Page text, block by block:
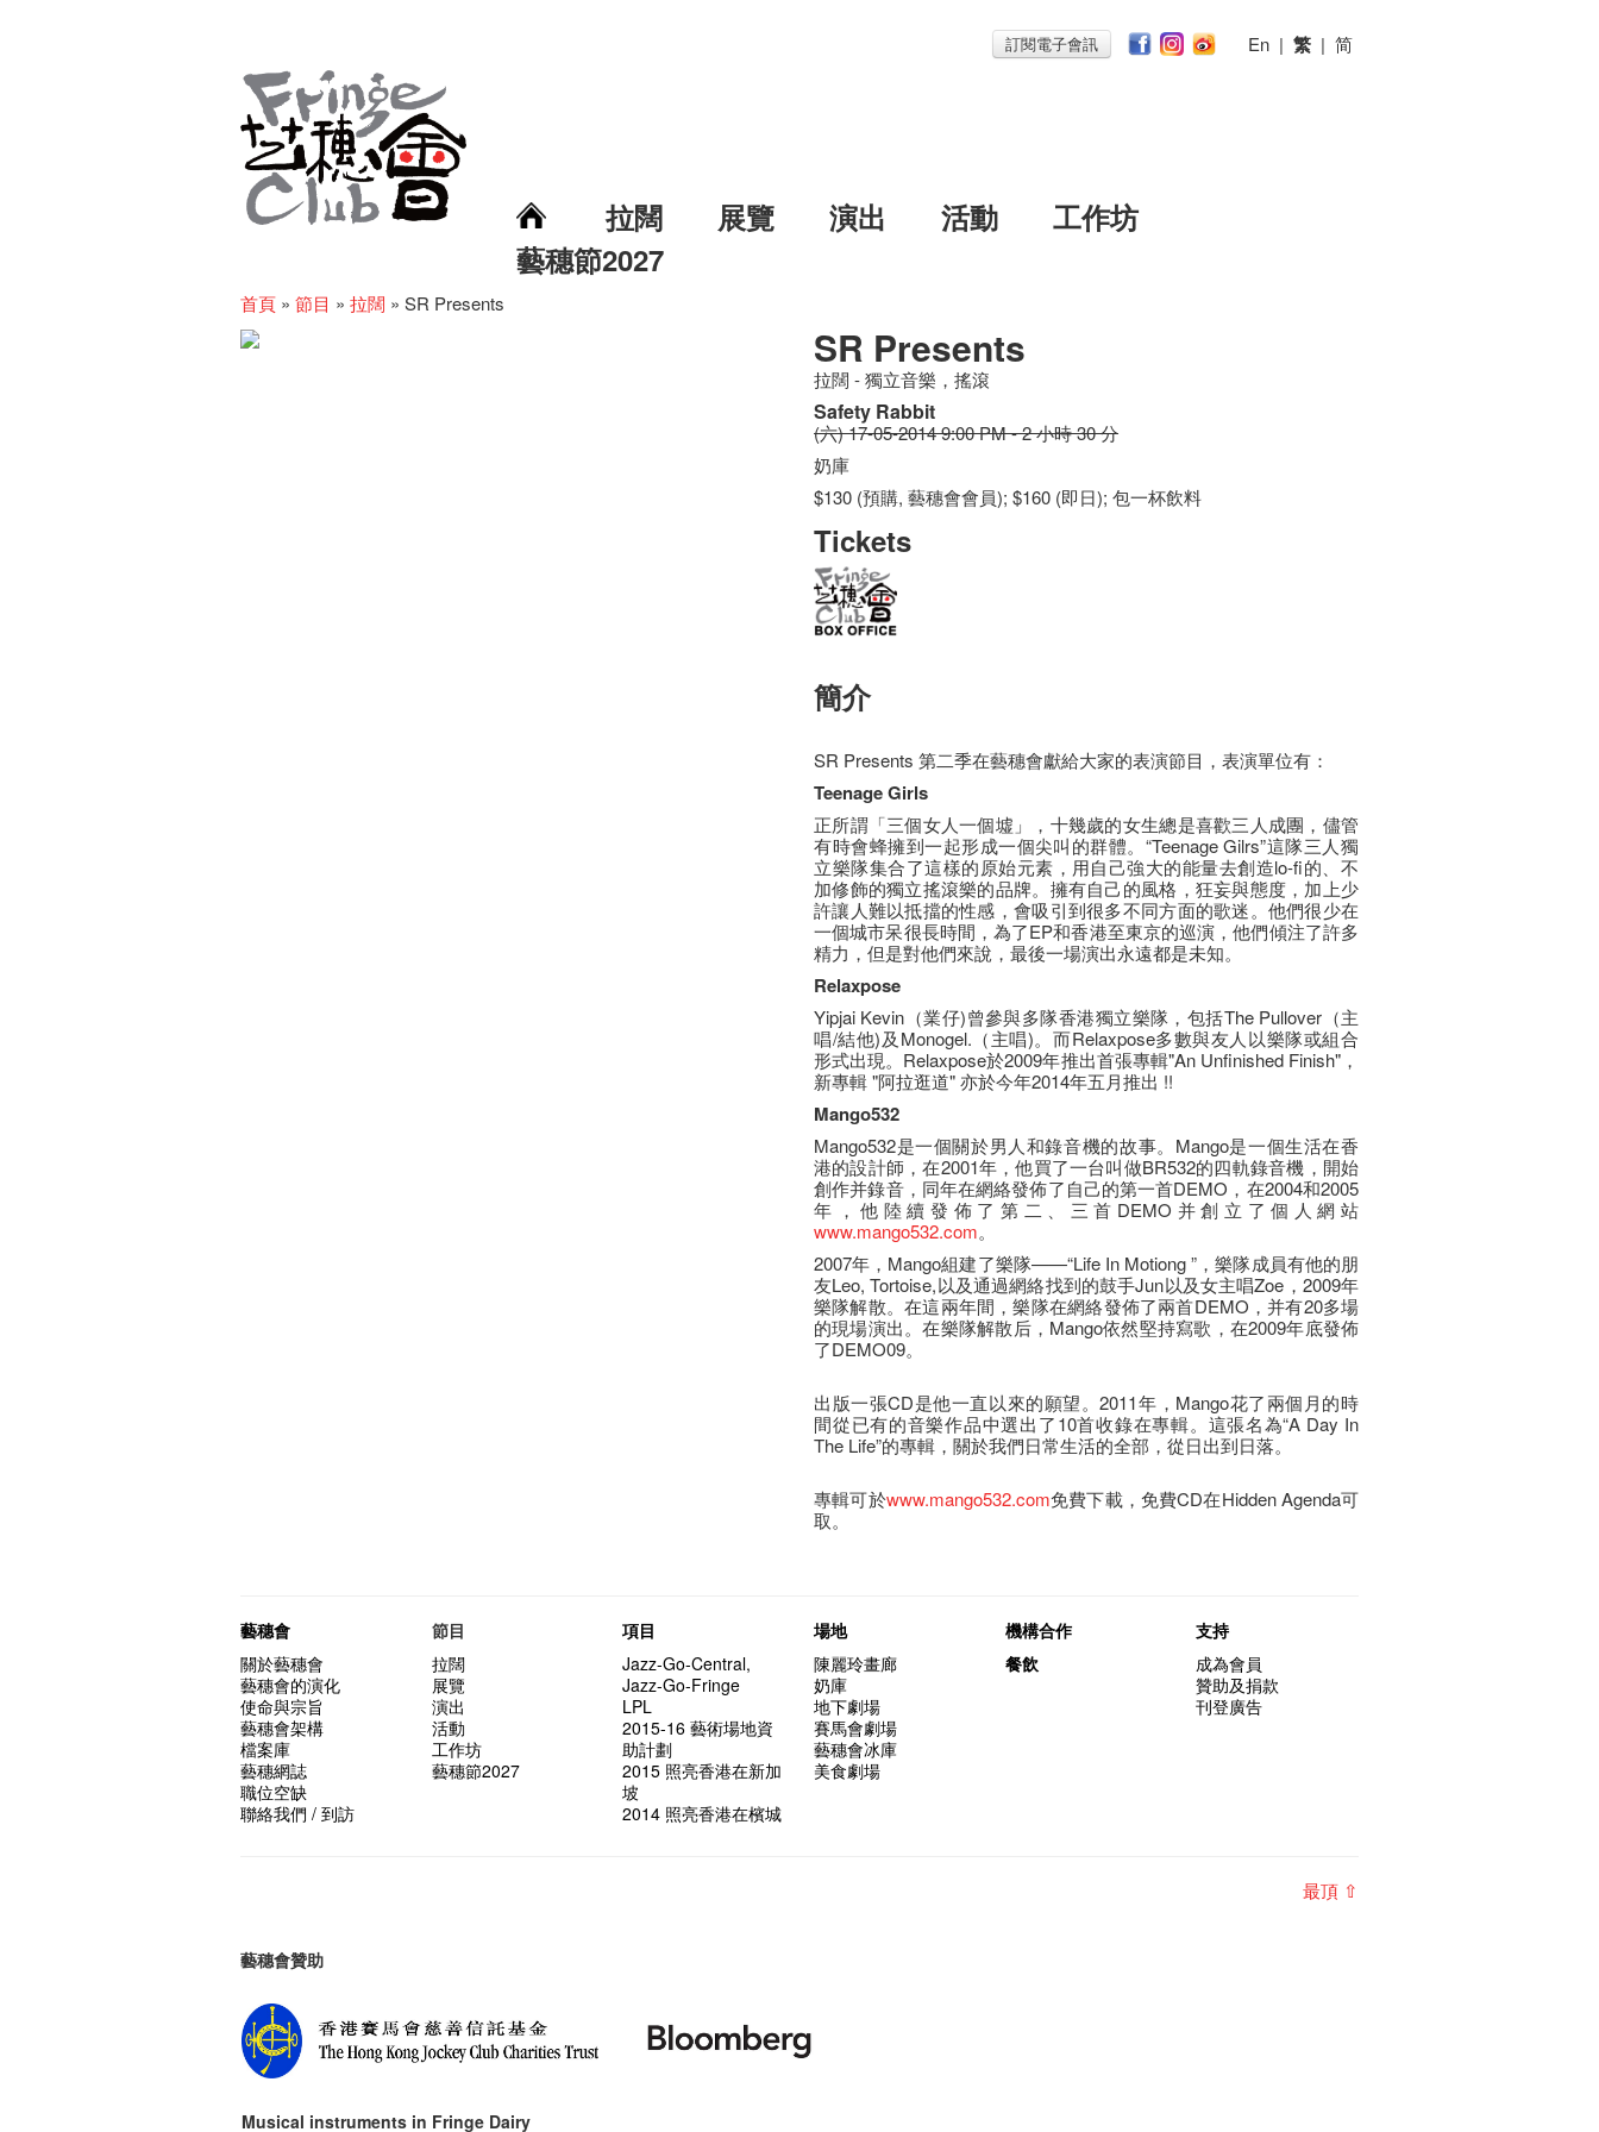
訂閱電子會訊 En | 繁 | 简
拉闊 展覽 演出 活動
工作坊
藝穗節2027
首頁 » 節目 » 拉闊 » SR Presents
SR Presents
拉闊 - 獨立音樂，搖滾
Safety Rabbit
(六) 17-05-2014 9:00 PM - 2 小時 30 分
奶庫
$130 (預購, 藝穗會會員); $160 (即日); 包一杯飲料
Tickets
簡介
SR Presents 第二季在藝穗會獻給大家的表演節目，表演單位有：
Teenage Girls
正所謂「三個女人一個墟」，十幾歲的女生總是喜歡三人成團，儘管
有時會蜂擁到一起形成一個尖叫的群體。“Teenage Gilrs”這隊三人獨
立樂隊集合了這樣的原始元素，用自己強大的能量去創造lo-fi的、不
加修飾的獨立搖滾樂的品牌。擁有自己的風格，狂妄與態度，加上少
許讓人難以抵擋的性感，會吸引到很多不同方面的歌迷。他們很少在
一個城市呆很長時間，為了EP和香港至東京的巡演，他們傾注了許多
精力，但是對他們來說，最後一場演出永遠都是未知。
Relaxpose
Yipjai Kevin（業仔)曾參與多隊香港獨立樂隊，包括The Pullover（主
唱/結他)及Monogel.（主唱)。而Relaxpose多數與友人以樂隊或組合
形式出現。Relaxpose於2009年推出首張專輯"An Unfinished Finish"，
新專輯 "阿拉逛道" 亦於今年2014年五月推出 !!
Mango532
Mango532是一個關於男人和錄音機的故事。Mango是一個生活在香
港的設計師，在2001年，他買了一台叫做BR532的四軌錄音機，開始
創作并錄音，同年在網絡發佈了自己的第一首DEMO，在2004和2005
年，他陸續發佈了第二、三首DEMO并創立了個人網站
www.mango532.com。
2007年，Mango組建了樂隊——“Life In Motiong ”，樂隊成員有他的朋
友Leo, Tortoise,以及通過網絡找到的鼓手Jun以及女主唱Zoe，2009年
樂隊解散。在這兩年間，樂隊在網絡發佈了兩首DEMO，并有20多場
的現場演出。在樂隊解散后，Mango依然堅持寫歌，在2009年底發佈
了DEMO09。
出版一張CD是他一直以來的願望。2011年，Mango花了兩個月的時
間從已有的音樂作品中選出了10首收錄在專輯。這張名為“A Day In
The Life”的專輯，關於我們日常生活的全部，從日出到日落。
專輯可於www.mango532.com免費下載，免費CD在Hidden Agenda可
取。
藝穗會
關於藝穗會
藝穗會的演化
使命與宗旨
藝穗會架構
檔案庫
藝穗網誌
職位空缺
聯絡我們 / 到訪
節目
拉闊
展覽
演出
活動
工作坊
藝穗節2027
項目
Jazz-Go-Central,
Jazz-Go-Fringe
LPL
2015-16 藝術場地資
助計劃
2015 照亮香港在新加
坡
2014 照亮香港在檳城
場地
陳麗玲畫廊
奶庫
地下劇場
賽馬會劇場
藝穗會冰庫
美食劇場
機構合作
餐飲
支持
成為會員
贊助及捐款
刊登廣告
最頂 ⇧
藝穗會贊助
Musical instruments in Fringe Dairy